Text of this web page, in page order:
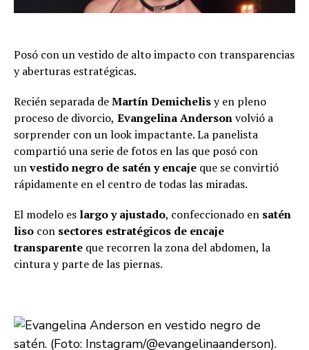
Posó con un vestido de alto impacto con transparencias
y aberturas estratégicas.
Recién separada deMartín Demichelisy en pleno
proceso de divorcio, Evangelina Andersonvolvió a
sorprender con un look impactante. La panelista
compartió una serie de fotos en las que posó con
unvestido negro de satén y encaje que se convirtió
rápidamente en el centro de todas las miradas.
El modelo es largo y ajustado, confeccionado en satén
liso con sectores estratégicos de encaje
transparente que recorren la zona del abdomen, la
cintura y parte de las piernas.